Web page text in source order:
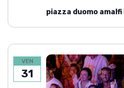
piazza duomo amalfi
VEN
31